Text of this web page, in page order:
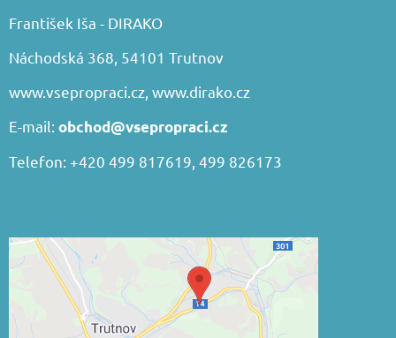
František Iša - DIRAKO
Náchodská 368, 54101 Trutnov
www.vsepropraci.cz www.dirako.cz
E-mail: obchod@vsepropraci.cz
Telefon: +420 499 817619, 499 826173